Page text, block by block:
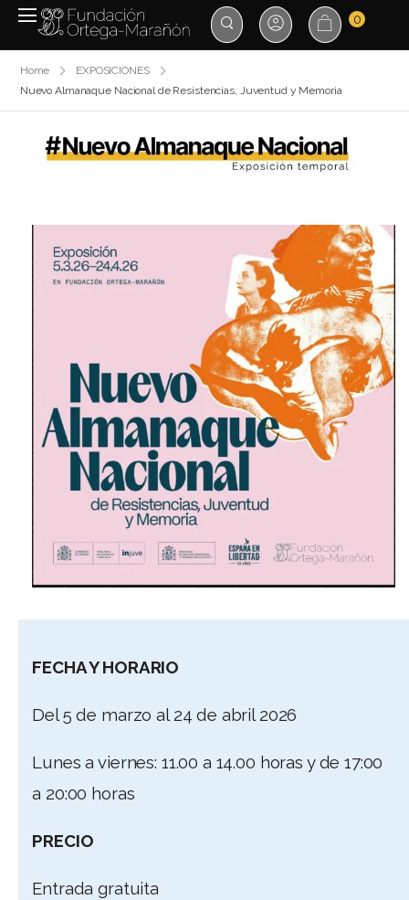
0
Home
EXPOSICIONES
Nuevo Almanaque Nacional de Resistencias, Juventud y Memoria
FECHA Y HORARIO
Del 5 de marzo al 24 de abril 2026
Lunes a viernes: 11.00 a 14.00 horas y de 17:00
a 20:00 horas
PRECIO
Entrada gratuita